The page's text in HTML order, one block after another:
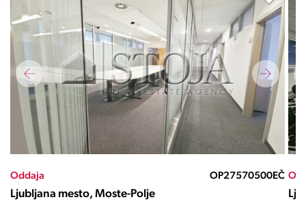
OP27570500EČ
Ljubljana mesto, Moste-Polje